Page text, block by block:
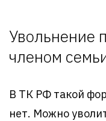
Увольнение
членом
В ТК РФ такой
нет. Можно